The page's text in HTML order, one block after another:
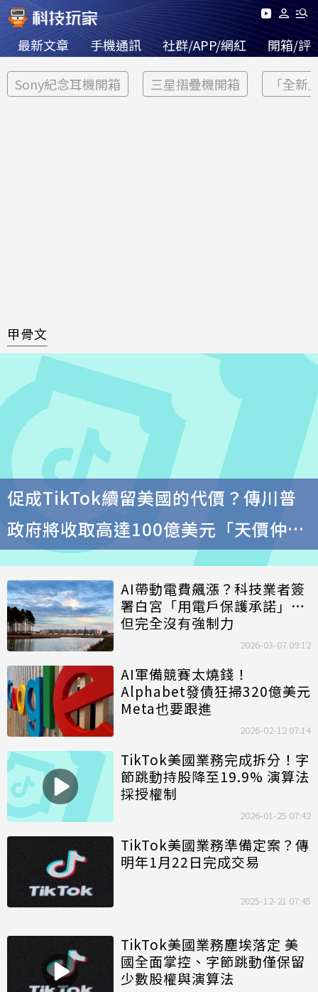
最新文章 手機通訊 社群/APP/網紅 開箱/評
Sony紀念耳機開箱 三星摺疊機開箱 「全新
甲骨文
促成TikTok續留美國的代價？傳川普
政府將收取高達100億美元「天價仲介
費」
AI帶動電費飆漲？科技業者簽
署白宮「用電戶保護承諾」…
但完全沒有強制力
2026-03-07 09:12
AI軍備競賽太燒錢！
Alphabet發債狂掃320億美元
Meta也要跟進
2026-02-12 07:14
TikTok美國業務完成拆分！字
節跳動持股降至19.9% 演算法
採授權制
2026-01-25 07:42
TikTok美國業務準備定案？傳
明年1月22日完成交易
2025-12-21 07:45
TikTok美國業務塵埃落定 美
國全面掌控、字節跳動僅保留
少數股權與演算法